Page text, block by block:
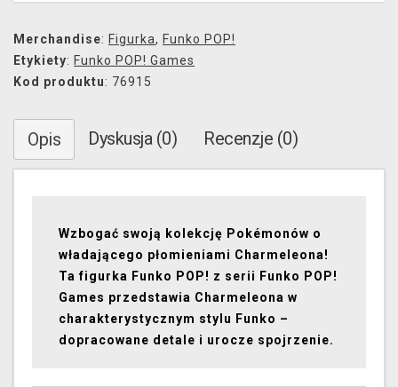
Merchandise: Figurka, Funko POP!
Etykiety: Funko POP! Games
Kod produktu: 76915
Opis Dyskusja (0) Recenzje (0)
Wzbogać swoją kolekcję Pokémonów o
władającego płomieniami Charmeleona!
Ta figurka Funko POP! z serii Funko POP!
Games przedstawia Charmeleona w
charakterystycznym stylu Funko –
dopracowane detale i urocze spojrzenie.